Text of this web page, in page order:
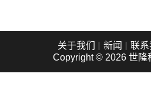
关于我们 新闻
联
Copyright © 2026 世隆